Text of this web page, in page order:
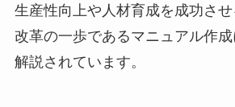
生産性向上や人材育成を成功さ
改革の一歩であるマニュアル作成
解説されています。